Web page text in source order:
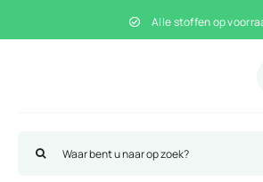
naar
Alle stoffen op
naar: